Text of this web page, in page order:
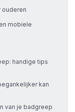
ouderen
mobiele
handige tips
kan
van je badgreep